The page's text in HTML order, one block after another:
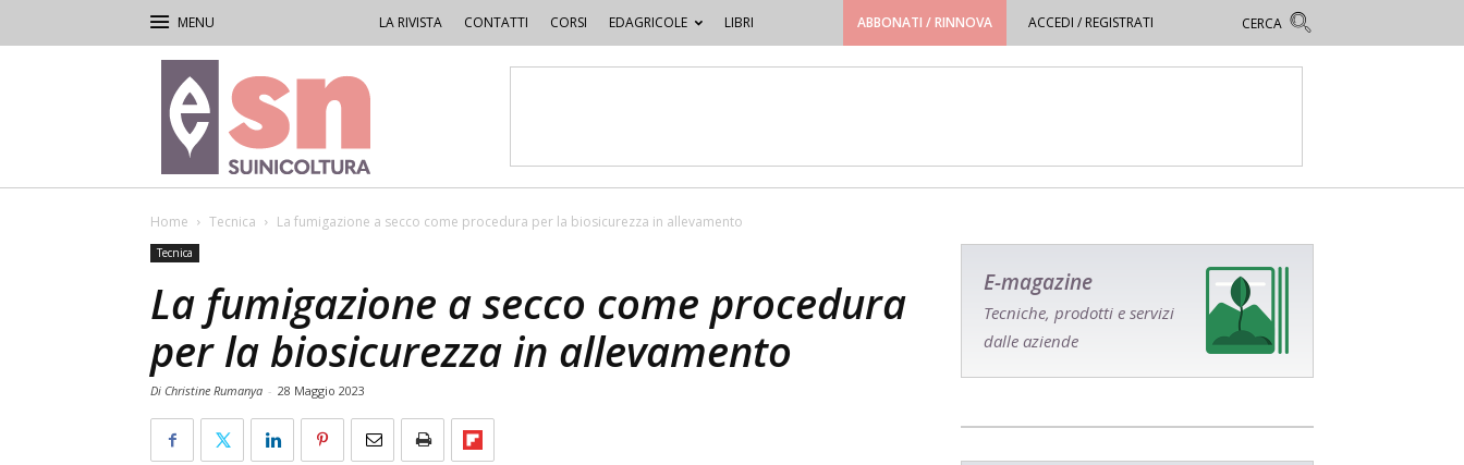
LA RIVISTA CONTATTI CORSI EDAGRICOLE LIBRI ABBONATI / RINNOVA ACCEDI / REGISTRATI
Rivista
di
Suinicoltura
Home Tecnica La fumigazione a secco come procedura per la biosicurezza in allevamento
Tecnica
La fumigazione a secco come procedura
per la biosicurezza in allevamento
Di Christine Rumanya - 28 Maggio 2023
E-magazine
Tecniche, prodotti e servizi
dalle aziende